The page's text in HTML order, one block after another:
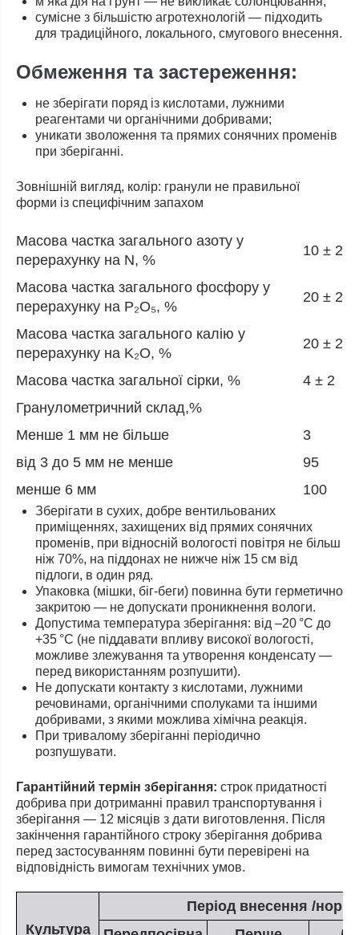
сумісне з більшістю агротехнологій — підходить
для традиційного, локального, смугового внесення.
Обмеження та застереження:
не зберігати поряд із кислотами, лужними
реагентами чи органічними добривами;
уникати зволоження та прямих сонячних променів
при зберіганні.
Зовнішній вигляд, колір: гранули не правильної
форми із специфічним запахом
Масова частка загального азоту у
перерахунку на N, %
10 ± 2
Масова частка загального фосфору у
перерахунку на P₂O₅, %
20 ± 2
Масова частка загального калію у
перерахунку на K₂O, %
20 ± 2
Масова частка загальної сірки, %
4 ± 2
Гранулометричний склад,%
Менше 1 мм не більше
3
від 3 до 5 мм не менше
95
менше 6 мм
100
Зберігати в сухих, добре вентильованих
приміщеннях, захищених від прямих сонячних
променів, при відносній вологості повітря не більш
ніж 70%, на піддонах не нижче ніж 15 см від
підлоги, в один ряд.
Упаковка (мішки, біг-беги) повинна бути герметично
закритою — не допускати проникнення вологи.
Допустима температура зберігання: від –20 °C до
+35 °C (не піддавати впливу високої вологості,
можливе злежування та утворення конденсату —
перед використанням розпушити).
Не допускати контакту з кислотами, лужними
речовинами, органічними сполуками та іншими
добривами, з якими можлива хімічна реакція.
При тривалому зберіганні періодично
розпушувати.
Гарантійний термін зберігання: строк придатності
добрива при дотриманні правил транспортування і
зберігання — 12 місяців з дати виготовлення. Після
закінчення гарантійного строку зберігання добрива
перед застосуванням повинні бути перевірені на
відповідність вимогам технічних умов.
Культура
Період внесення /